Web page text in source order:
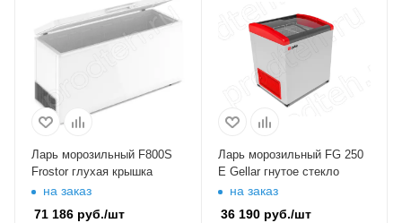
Ларь морозильный F800S
Frostor глухая крышка
на заказ
71 186 руб./шт
Ларь морозильный FG 250
E Gellar гнутое стекло
на заказ
36 190руб./шт